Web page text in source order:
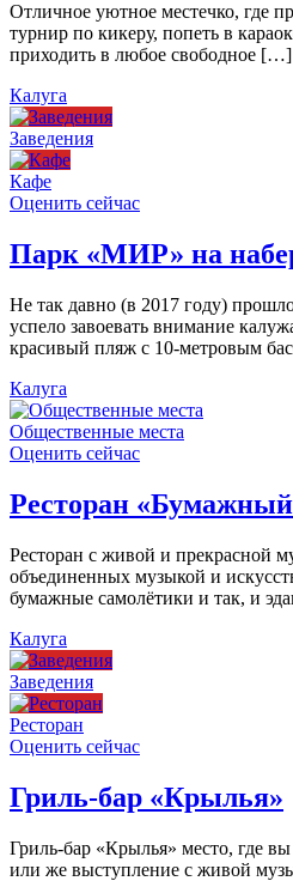
Отличное уютное местечко, где
турнир по кикеру, попеть в
приходить в любое свободное […]
Калуга
Заведения
Кафе
Оценить сейчас
Парк «МИР» на
Не так давно (в 2017 году)
успело завоевать внимание
красивый пляж с 10-метровым
Калуга
Общественные места
Оценить сейчас
Ресторан «Бумажный
Ресторан с живой и прекрасной
объединенных музыкой и
бумажные самолётики и так, и
Калуга
Заведения
Ресторан
Оценить сейчас
Гриль-бар «Крылья»
Гриль-бар «Крылья» место, где
или же выступление с живой